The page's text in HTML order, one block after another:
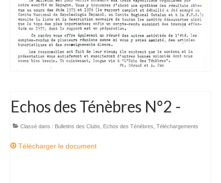
Les Clubs
SSAPO
Les Rynolfes
GSC
SCHS
Topos
Topos
Echos des Ténèbres N°2 -
Classé dans : Bulletins des Clubs Echos des Ténèbres Téléchargements
Télécharger le document